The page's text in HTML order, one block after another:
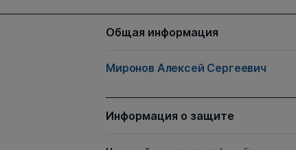
Общая информация
Миронов Алексей Сергеевич
Информация о защите